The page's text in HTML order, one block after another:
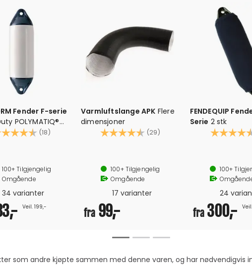
Fender F-serie
POLYMATIQ®
(18) 4.3 av 5 mulige
0,15 bar/2 psi (bør ikke pumpes over dette)
100+Tilgjengelig
Omgående
34 varianter
Veil. 199,-
Varmluftslange APK Flere
dimensjoner
Karakter:
(29) 4.4 av 5 mulige
Vibrasjons- og varmebestandig
Ø28mm - Ø90mm
100+Tilgjengelig
Omgående
17 varianter
fra 99,-
FENDEQUIP
Serie 2 stk
Karakter:
Håndlaget i
100+
24
fra300,-
som andre kjøpte sammen med denne varen, og har